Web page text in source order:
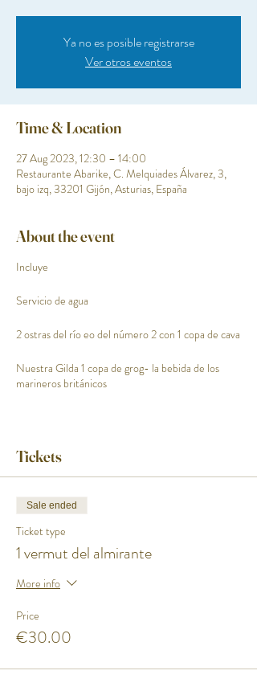
Ya no es posible registrarse
Ver otros eventos
Time & Location
27 Aug 2023, 12:30 – 14:00
Restaurante Abarike, C. Melquiades Álvarez, 3,
bajo izq, 33201 Gijón, Asturias, España
About the event
Incluye
Servicio de agua
2 ostras del río eo del número 2 con 1 copa de cava
Nuestra Gilda 1 copa de grog- la bebida de los
marineros británicos
Mejillones en escabeche Premium y patatitas
caseras
Pescado de anzuelo al pibil
Sunomono de bocarte del Cantábrico
Una de nuestras tartas de queso de los puntos
cardinales
Copita de cierre
Tickets
Sale ended
Ticket type
1 vermut del almirante
More info
Price
€30.00